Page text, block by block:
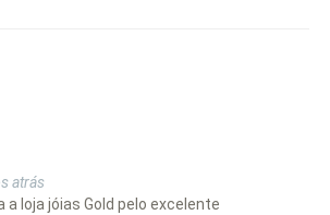
atrás
a loja jóias Gold pelo excelente